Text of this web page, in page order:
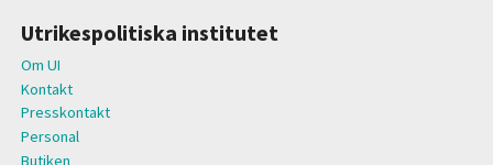
Utrikespolitiska institutet
Om UI
Kontakt
Presskontakt
Personal
Butiken